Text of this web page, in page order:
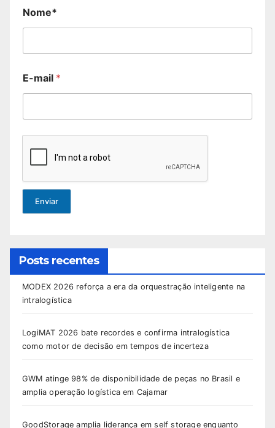
Nome*
E-mail *
Enviar
Posts recentes
MODEX 2026 reforça a era da orquestração inteligente na
intralogística
LogiMAT 2026 bate recordes e confirma intralogística
como motor de decisão em tempos de incerteza
GWM atinge 98% de disponibilidade de peças no Brasil e
amplia operação logística em Cajamar
GoodStorage amplia liderança em self storage enquanto